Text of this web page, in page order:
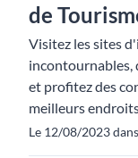
de
Visitez les sites
incontournables,
et profitez des
meilleurs
Le 12/08/2023